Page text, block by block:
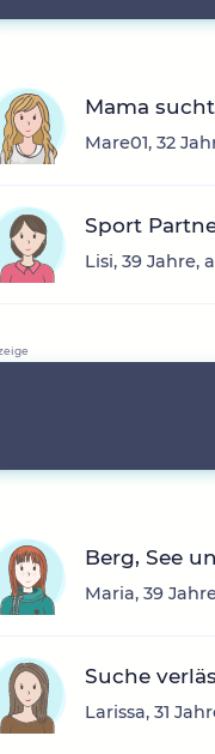
Mama
Mare01, 32
Sport
Lisi, 39 Jahre,
Berg, See
Maria, 39
Suche
Larissa, 31